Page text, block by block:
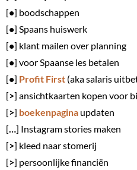
[•] boodschappen
[•] Spaans huiswerk
[•] klant mailen over planning
[•] voor Spaanse les betalen
[•] Profit First (aka salaris
[>] ansichtkaarten kopen voor
[>] boekenpagina updaten
[ …] Instagram stories maken
[>] kleed naar stomerij
[>] persoonlijke financiën